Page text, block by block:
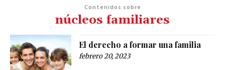
Contenidos sobre
núcleos familiares
El derecho a formar una familia
febrero 20, 2023